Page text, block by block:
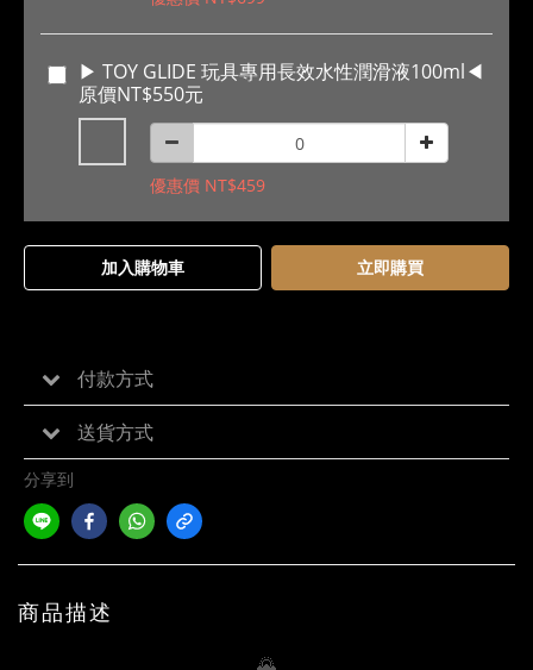
▶ TOY GLIDE 玩具專用長效水性潤滑液100ml◀
原價NT$550元
優惠價 NT$459
加入購物車 立即購買
付款方式
送貨方式
分享到
商品描述
🌄